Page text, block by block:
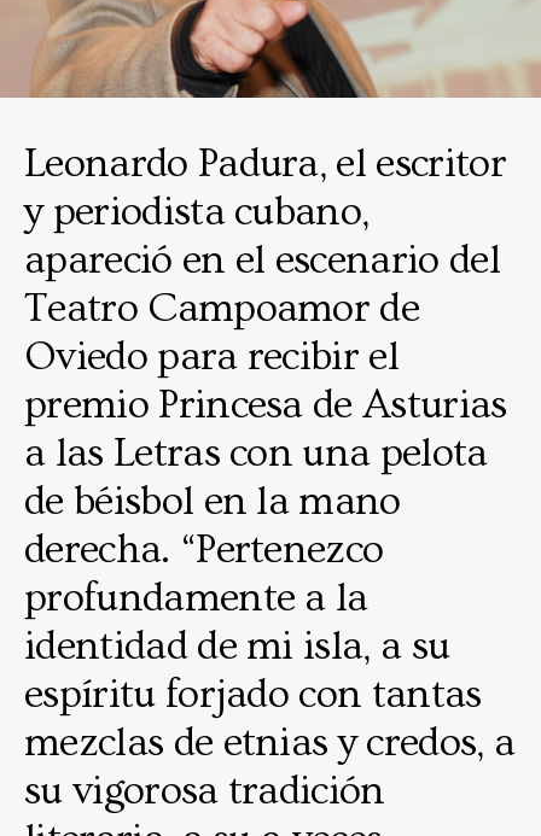
Leonardo Padura, el escritor
y periodista cubano,
apareció en el escenario del
Teatro Campoamor de
Oviedo para recibir el
premio Princesa de Asturias
a las Letras con una pelota
de béisbol en la mano
derecha. “Pertenezco
profundamente a la
identidad de mi isla, a su
espíritu forjado con tantas
mezclas de etnias y credos, a
su vigorosa tradición